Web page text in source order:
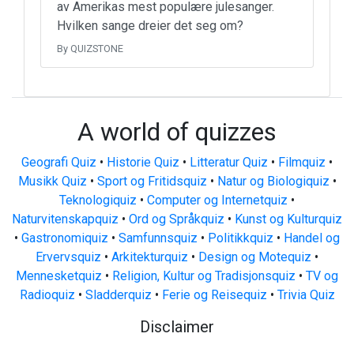
av Amerikas mest populære julesanger.
Hvilken sange dreier det seg om?
By QUIZSTONE
A world of quizzes
Geografi Quiz • Historie Quiz • Litteratur Quiz • Filmquiz •
Musikk Quiz • Sport og Fritidsquiz • Natur og Biologiquiz •
Teknologiquiz • Computer og Internetquiz •
Naturvitenskapquiz • Ord og Språkquiz • Kunst og Kulturquiz
• Gastronomiquiz • Samfunnsquiz • Politikkquiz • Handel og
Ervervsquiz • Arkitekturquiz • Design og Motequiz •
Mennesketquiz • Religion, Kultur og Tradisjonsquiz • TV og
Radioquiz • Sladderquiz • Ferie og Reisequiz • Trivia Quiz
Disclaimer